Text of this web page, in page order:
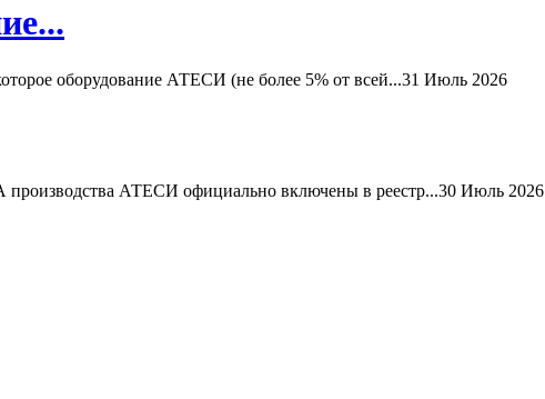
оборудование АТЕСИ (не более 5% от всей...31 Июль 2026
АТЕСИ официально включены в реестр...30 Июль 2026